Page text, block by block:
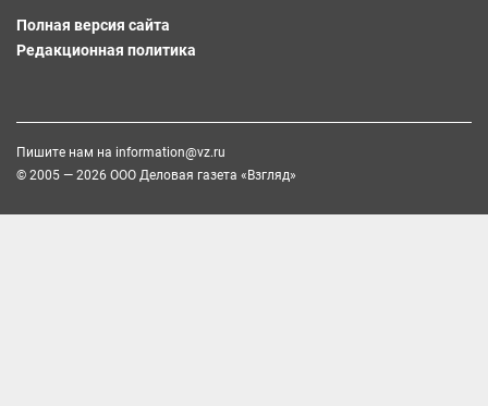
Полная версия сайта
Редакционная политика
Пишите нам на information@vz.ru
© 2005 — 2026 ООО Деловая газета «Взгляд»